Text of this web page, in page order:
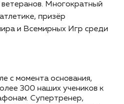
ветеранов. Многократный
призёр
и Всемирных Игр среди
с момента основания,
300 наших учеников к
Супертренер,